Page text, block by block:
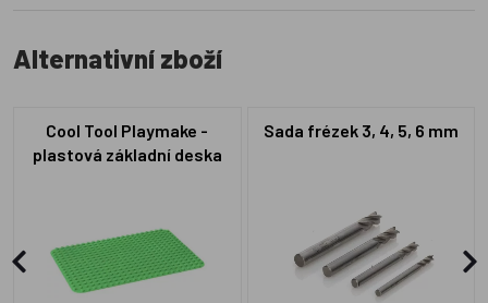
Alternativní zboží
Cool Tool Playmake -
plastová základní deska
Sada frézek 3, 4, 5, 6 mm